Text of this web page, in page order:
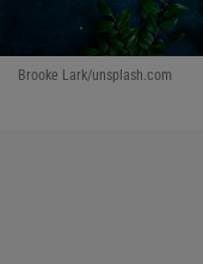
Brooke Lark/unsplash.com